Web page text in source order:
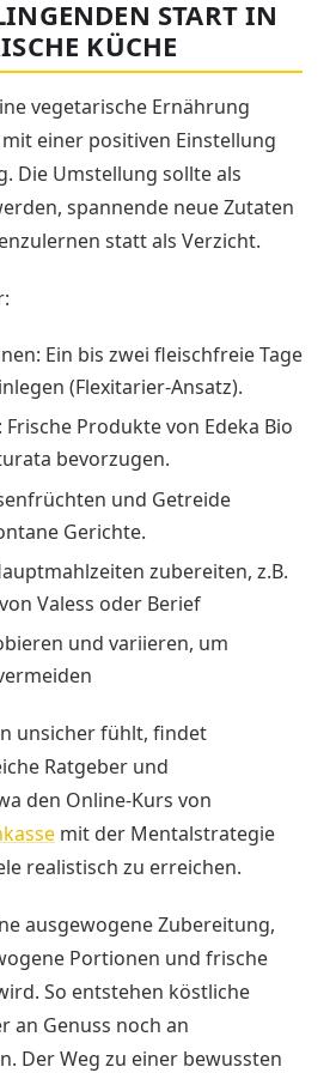
START IN
KÜCHE
vegetarische Ernährung
einer positiven Einstellung
Die Umstellung sollte als
spannende neue Zutaten
statt als Verzicht.
Ein bis zwei fleischfreie Tage
(Flexitarier-Ansatz).
Produkte von Edeka Bio
bevorzugen.
und Getreide
Gerichte.
zubereiten, z.B.
Valess oder Berief
und variieren, um
unsicher fühlt, findet
Ratgeber und
den Online-Kurs von
mit der Mentalstrategie
realistisch zu erreichen.
ausgewogene Zubereitung,
Portionen und frische
So entstehen köstliche
an Genuss noch an
Der Weg zu einer bewussten